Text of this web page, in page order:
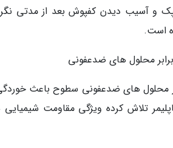
و آسیب دیدن کفپوش بعد از مدتی
است.
محلول های ضدعفونی
محلول های ضدعفونی سطوح باعث
تلاش کرده ویژگی مقاومت